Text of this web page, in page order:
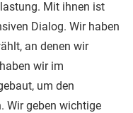
Mit ihnen ist
Dialog. Wir haben
an denen wir
wir im
um den
Wir geben wichtige